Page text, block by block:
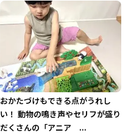
おかたづけもできる点がうれし
い！ 動物の鳴き声やセリフが盛り
だくさんの「アニア ...